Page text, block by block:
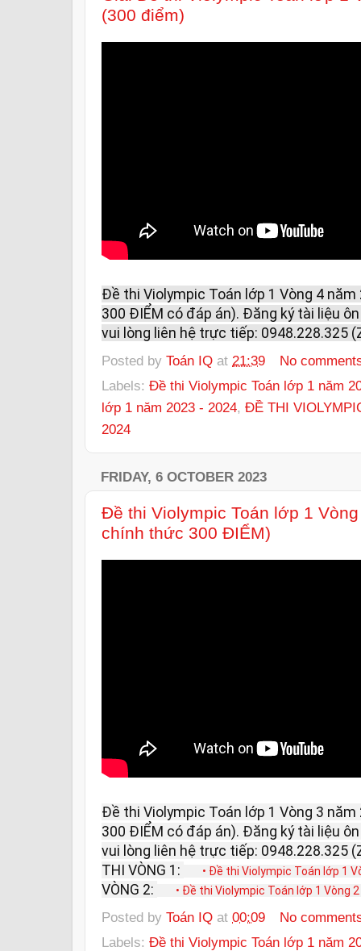
(300 điểm)
Đề thi Violympic Toán lớp 1 Vòng 4
300 ĐIỂM có đáp án). Đăng ký tài liệu ôn
vui lòng liên hệ trực tiếp: 0948.228.325
Posted by Toán IQ at 21:39
No
Labels: Đề thi Violympic Toán lớp 1 năm
lớp 1 năm 2023 - 2024, ĐỀ THI
2024
FRIDAY, 6 OCTOBER 2023
Đề thi Violympic Toán lớp 1
chính thức 300 ĐIỂM)
Đề thi Violympic Toán lớp 1 Vòng 3
300 ĐIỂM có đáp án). Đăng ký tài liệu ôn
vui lòng liên hệ trực tiếp: 0948.228.325
THI VÒNG 1:
• Đề thi Violympic Toán lớp 1
VÒNG 2: • Đề thi Violympic Toán lớp 1 Vòng
Posted by Toán IQ at 00:09
No
Labels: Đề thi Violympic Toán lớp 1 năm